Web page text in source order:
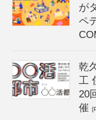
が
ペ
乾
工
20
催